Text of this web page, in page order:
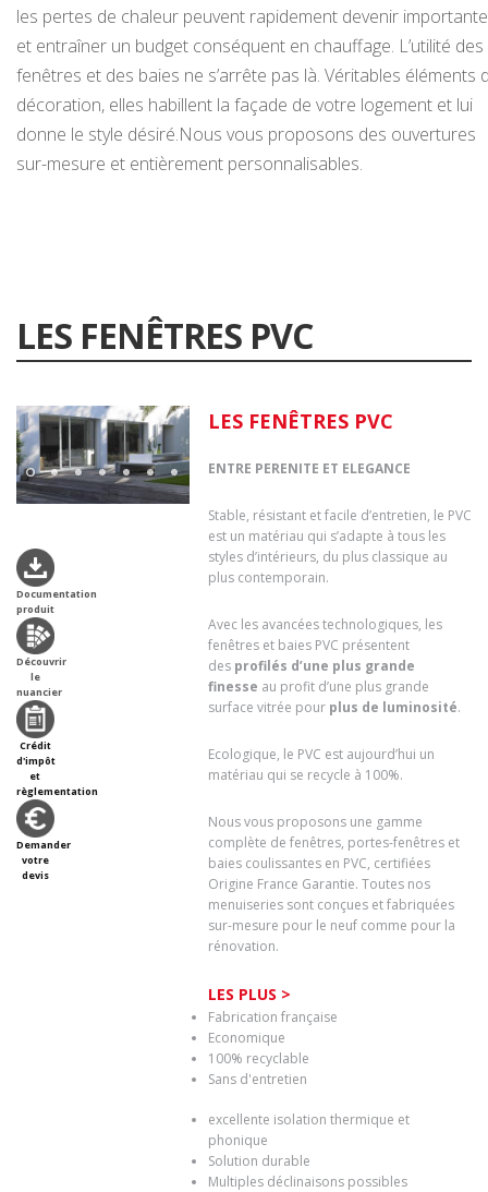
les pertes de chaleur peuvent rapidement devenir
et entraîner un budget conséquent en chauffage. L’utilité des
fenêtres et des baies ne s’arrête pas là. Véritables éléments
décoration, elles habillent la façade de votre logement et lui
donne le style désiré.Nous vous proposons des ouvertures
sur-mesure et entièrement personnalisables.
LES FENÊTRES PVC
Documentation
produit
Découvrir
le
nuancier
Crédit
d'impôt
et
règlementation
Demander
votre
devis
LES FENÊTRES PVC
ENTRE PERENITE ET ELEGANCE
Stable, résistant et facile d’entretien, le PVC
est un matériau qui s’adapte à tous les
styles d’intérieurs, du plus classique au
plus contemporain.
Avec les avancées technologiques, les
fenêtres et baies PVC présentent
des profilés d’une plus grande
finesse au profit d’une plus grande
surface vitrée pour plus de luminosité.
Ecologique, le PVC est aujourd’hui un
matériau qui se recycle à 100%.
Nous vous proposons une gamme
complète de fenêtres, portes-fenêtres et
baies coulissantes en PVC, certifiées
Origine France Garantie. Toutes nos
menuiseries sont conçues et fabriquées
sur-mesure pour le neuf comme pour la
rénovation.
LES PLUS >
Fabrication française
Economique
100% recyclable
Sans d'entretien
excellente isolation thermique et
phonique
Solution durable
Multiples déclinaisons possibles